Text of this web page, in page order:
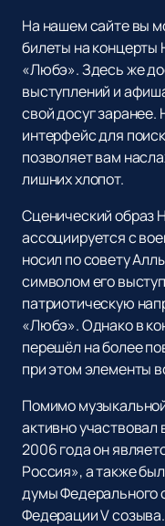
На нашем сайте вы
билеты на концерты
«Любэ». Здесь же
выступлений и
свой досуг
интерфейс для
позволяет вам
лишних хлопот.
Сценический образ
ассоциируется с
носил по совету
символом его
патриотическую
«Любэ». Однако в
перешёл на более
при этом элементы
Помимо
активно
2006 года он
Россия», а также
думы Федерального
Федерации V созыва.